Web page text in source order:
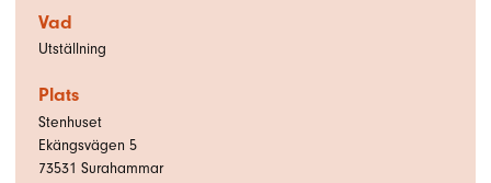
Vad
Utställning
Plats
Stenhuset
Ekängsvägen 5
73531 Surahammar